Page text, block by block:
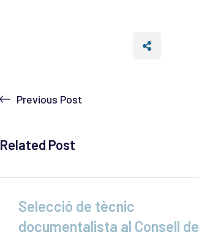
Previous Post
Related Post
Selecció de tècnic
documentalista al Consell de